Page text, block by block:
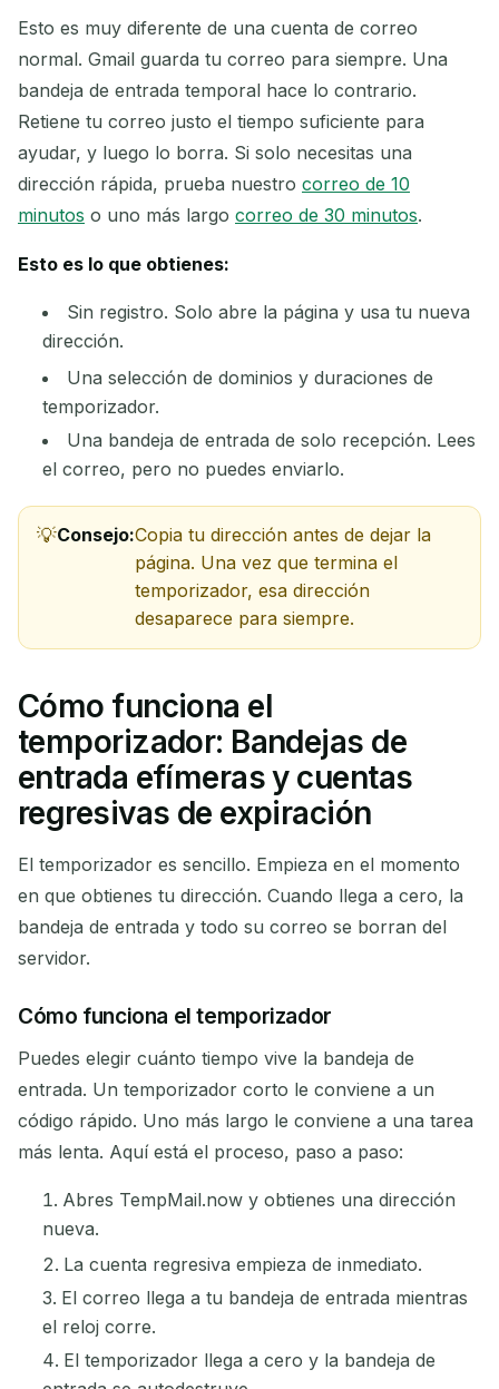
Actualizar
Esto es muy diferente de una cuenta de correo
normal. Gmail guarda tu correo para siempre. Una
bandeja de entrada temporal hace lo contrario.
Retiene tu correo justo el tiempo suficiente para
ayudar, y luego lo borra. Si solo necesitas una
dirección rápida, prueba nuestro correo de 10
minutos o uno más largo correo de 30 minutos.
Esto es lo que obtienes:
Sin registro. Solo abre la página y usa tu nueva
dirección.
Una selección de dominios y duraciones de
temporizador.
Una bandeja de entrada de solo recepción. Lees
el correo, pero no puedes enviarlo.
Consejo:Copia tu dirección antes de dejar la
página. Una vez que termina el
temporizador, esa dirección
desaparece para siempre.
Cómo funciona el
temporizador: Bandejas de
entrada efímeras y cuentas
regresivas de expiración
El temporizador es sencillo. Empieza en el momento
en que obtienes tu dirección. Cuando llega a cero, la
bandeja de entrada y todo su correo se borran del
servidor.
Cómo funciona el temporizador
Puedes elegir cuánto tiempo vive la bandeja de
entrada. Un temporizador corto le conviene a un
código rápido. Uno más largo le conviene a una tarea
más lenta. Aquí está el proceso, paso a paso:
Abres TempMail.now y obtienes una dirección
nueva.
La cuenta regresiva empieza de inmediato.
El correo llega a tu bandeja de entrada mientras
el reloj corre.
El temporizador llega a cero y la bandeja de